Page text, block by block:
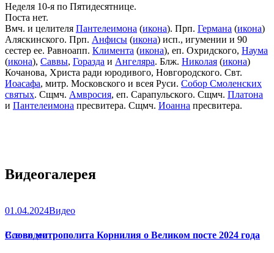
Неделя 10-я по Пятидесятнице.
Поста нет.
Вмч. и целителя Пантелеимона (икона). Прп. Германа (икона)
Аляскинского. Прп. Анфисы (икона) исп., игумении и 90
сестер ее. Равноапп. Климента (икона), еп. Охридского, Наума
(икона), Саввы, Горазда и Ангеляра. Блж. Николая (икона)
Кочанова, Христа ради юродивого, Новгородского. Свт.
Иоасафа, митр. Московского и всея Руси. Собор Смоленских
святых. Сщмч. Амвросия, еп. Сарапульского. Сщмч. Платона
и Пантелеимона пресвитера. Сщмч. Иоанна пресвитера.
Видеогалерея
01.04.2024Видео
Слово митрополита Корнилия о Великом посте 2024 года
Все видео